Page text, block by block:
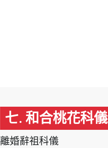
七. 和合桃花科儀
離婚辭祖科儀